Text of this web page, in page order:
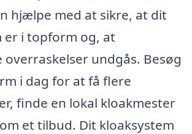
hjælpe med at sikre, at dit
er i topform og, at
overraskelser undgås. Besøg
i dag for at få flere
finde en lokal kloakmester
et tilbud. Dit kloaksystem